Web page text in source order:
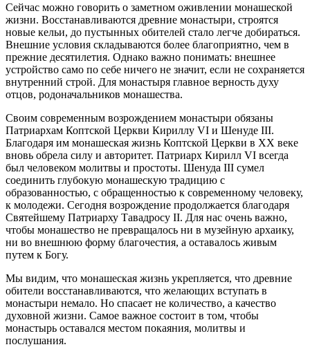
Сейчас можно говорить о заметном оживлении монашеской
жизни. Восстанавливаются древние монастыри, строятся
новые кельи, до пустынных обителей стало легче добираться.
Внешние условия складываются более благоприятно, чем в
прежние десятилетия. Однако важно понимать: внешнее
устройство само по себе ничего не значит, если не сохраняется
внутренний строй. Для монастыря главное верность духу
отцов, родоначальников монашества.
Своим современным возрождением монастыри обязаны
Патриархам Коптской Церкви Кириллу VI и Шенуде III.
Благодаря им монашеская жизнь Коптской Церкви в ХХ веке
вновь обрела силу и авторитет. Патриарх Кирилл VI всегда
был человеком молитвы и простоты. Шенуда III сумел
соединить глубокую монашескую традицию с
образованностью, с обращенностью к современному человеку,
к молодежи. Сегодня возрождение продолжается благодаря
Святейшему Патриарху Тавадросу II. Для нас очень важно,
чтобы монашество не превращалось ни в музейную архаику,
ни во внешнюю форму благочестия, а оставалось живым
путем к Богу.
Мы видим, что монашеская жизнь укрепляется, что древние
обители восстанавливаются, что желающих вступать в
монастыри немало. Но спасает не количество, а качество
духовной жизни. Самое важное состоит в том, чтобы
монастырь оставался местом покаяния, молитвы и
послушания.